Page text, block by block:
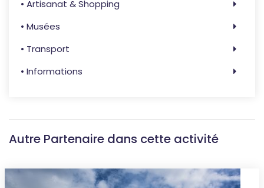
• Artisanat & Shopping
• Musées
• Transport
• Informations
Autre Partenaire dans cette activité